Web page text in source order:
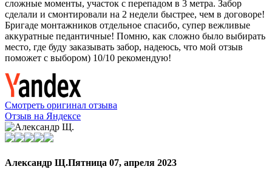
сложные моменты, участок с перепадом в 3 метра. Забор
сделали и смонтировали на 2 недели быстрее, чем в договоре!
Бригаде монтажников отдельное спасибо, супер вежливые
аккуратные педантичные! Помню, как сложно было выбирать
место, где буду заказывать забор, надеюсь, что мой отзыв
поможет с выбором) 10/10 рекомендую!
Смотреть оригинал отзыва
Отзыв на Яндексе
Александр Щ.Пятница 07, апреля 2023